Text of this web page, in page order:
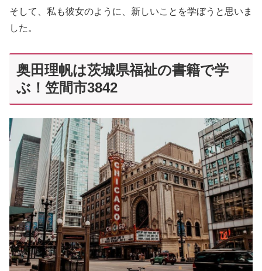
そして、私も彼女のように、新しいことを学ぼうと思いま
した。
奥田理帆は茨城県福祉の書籍で学
ぶ！笠間市3842